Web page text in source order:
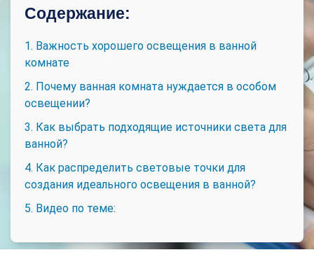
Содержание:
1. Важность хорошего освещения в ванной
комнате
2. Почему ванная комната нуждается в особом
освещении?
3. Как выбрать подходящие источники света для
ванной?
4. Как распределить световые точки для
создания идеального освещения в ванной?
5. Видео по теме: